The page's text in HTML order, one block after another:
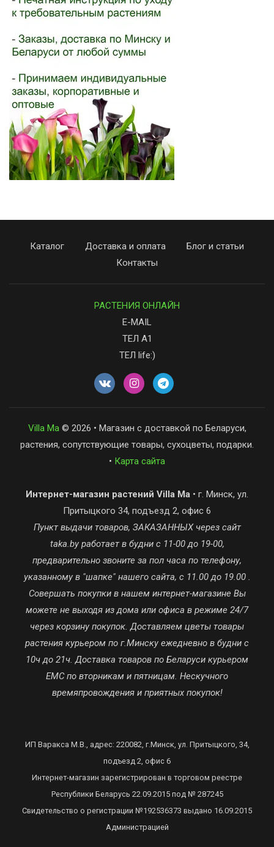
Каталог Доставка и оплата
Блог и статьи
Контакты
РАСТЕНИЯ ОНЛАЙН
E-MAIL
ТЕЛ А1
ТЕЛ life:)
Villa Ma© 2026 • Магазин с доставкой по Беларуси,
растения, сопутствующие товары, сухоцветы, подарки.
• Карта сайта
Интернет-магазин растений Villa Ma • г. Минск, ул.
Притыцкого 34, подъезд 2, офис 6
Пункт выдачи товаров, ЗАКАЗАННЫХ через сайт
taka.by работает в будни с 11-00 до 19-00,
предварительно звоните за пол часа по телефону,
указанному в "шапке" нашего сайта, с 11.00 до 19.00 .
Совершать покупки в нашем интернет-магазине Вы
можете не выходя из дома или офиса в режиме 24/7
через корзину покупок. Доставляем цветы товары
растения курьером по г.Минску ежедневно в будни с
10ч до 21ч. Доставка товаров по Беларуси курьером
ЕМС по вторникам и пятницам. Нескучного
времяпровождения и приятных покупок!
ИП Варакса М.В., адрес: 220082, г.Минск, ул. Притыцкого, 34,
подъезд 2, офис 6
Интернет-магазин зарегистрирован в торговом реестре
Республики Беларусь 22.09.2015 под № 287245
Свидетельство о регистрации №192536373 выдано 16.09.2015
Администрацией